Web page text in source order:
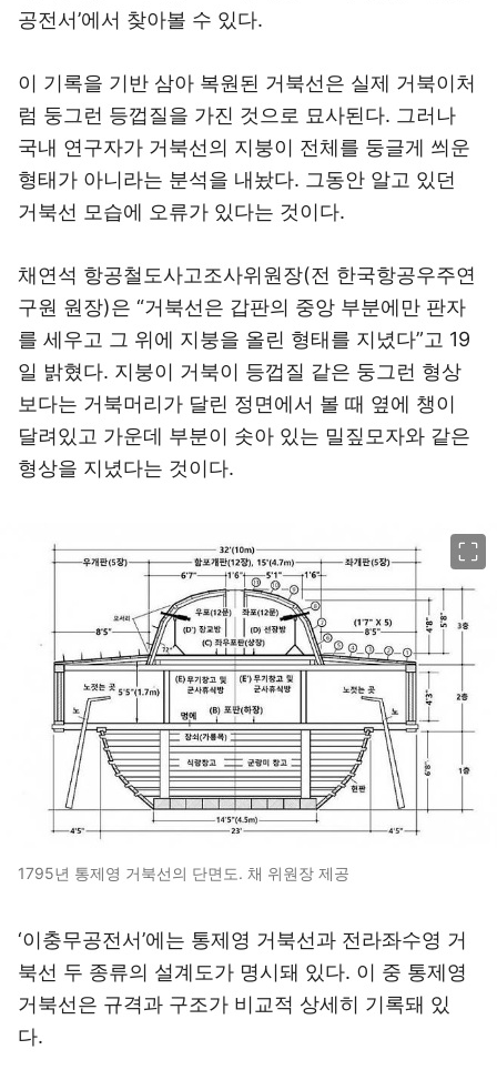
공전서’에서 찾아볼 수 있다.
이 기록을 기반 삼아 복원된 거북선은 실제 거북이처
럼 둥그런 등껍질을 가진 것으로 묘사된다. 그러나
국내 연구자가 거북선의 지붕이 전체를 둥글게 씌운
형태가 아니라는 분석을 내놨다. 그동안 알고 있던
거북선 모습에 오류가 있다는 것이다.
채연석 항공철도사고조사위원장(전 한국항공우주연
구원 원장)은 “거북선은 갑판의 중앙 부분에만 판자
를 세우고 그 위에 지붕을 올린 형태를 지녔다”고 19
일 밝혔다. 지붕이 거북이 등껍질 같은 둥그런 형상
보다는 거북머리가 달린 정면에서 볼 때 옆에 챙이
달려있고 가운데 부분이 솟아 있는 밀짚모자와 같은
형상을 지녔다는 것이다.
1795년 통제영 거북선의 단면도. 채 위원장 제공
‘이충무공전서’에는 통제영 거북선과 전라좌수영 거
북선 두 종류의 설계도가 명시돼 있다. 이 중 통제영
거북선은 규격과 구조가 비교적 상세히 기록돼 있
다.